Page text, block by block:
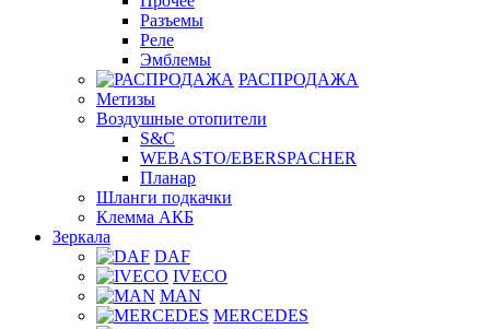
Разъемы
Реле
Эмблемы
РАСПРОДАЖА
Метизы
Воздушные отопители
S&C
WEBASTO/EBERSPACHER
Планар
Шланги подкачки
Клемма АКБ
Зеркала
DAF
IVECO
MAN
MERCEDES